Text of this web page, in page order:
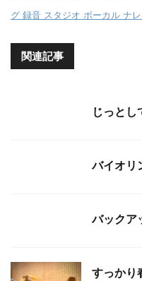
グ 録音 スタジオ ボーカル ナ
関連記事
じっと
バイオリ
バックア
すっかり